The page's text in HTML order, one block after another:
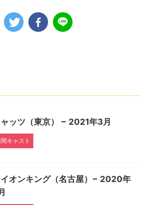
ッツ（東京） − 2021年3月
キャスト
オンキング（名古屋）− 2020年